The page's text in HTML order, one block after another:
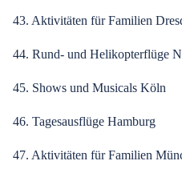
43. Aktivitäten für Familien
44. Rund- und Helikopterflüge
45. Shows und Musicals Köln
46. Tagesausflüge Hamburg
47. Aktivitäten für Familien